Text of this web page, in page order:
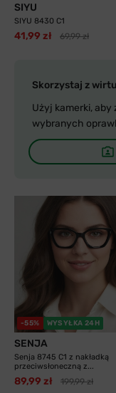
SIYU
SIYU 8430 C1
41,99 zł 69,99 zł
Skorzystaj z
Użyj kamerki,
wybranych
-55% WYSYŁKA 24H
SENJA
Senja 8745 C1 z nakładką
przeciwsłoneczną z...
89,99 zł 199,99 zł